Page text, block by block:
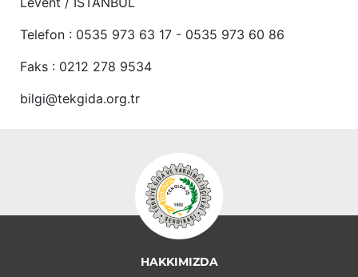
Telefon : 0535 973 63 17 - 0535 973 60 86
Faks : 0212 278 9534
bilgi@tekgida.org.tr
HAKKIMIZDA